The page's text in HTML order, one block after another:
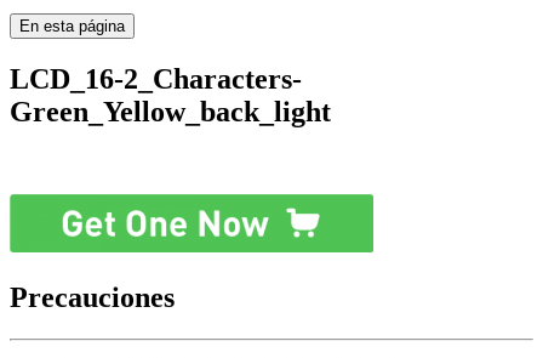
En esta página
LCD_16-2_Characters-
Green_Yellow_back_light
Precauciones